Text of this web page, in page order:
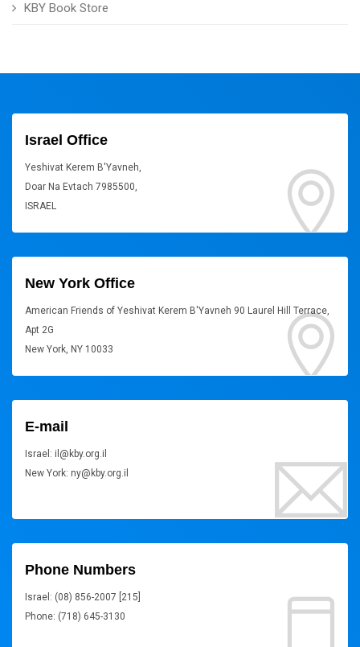
KBY Book Store
Israel Office
Yeshivat Kerem B'Yavneh,
Doar Na Evtach 7985500,
ISRAEL
New York Office
American Friends of Yeshivat Kerem B'Yavneh 90 Laurel Hill Terrace,
Apt 2G
New York, NY 10033
E-mail
Israel: il@kby.org.il
New York: ny@kby.org.il
Phone Numbers
Israel: (08) 856-2007 [215]
Phone: (718) 645-3130